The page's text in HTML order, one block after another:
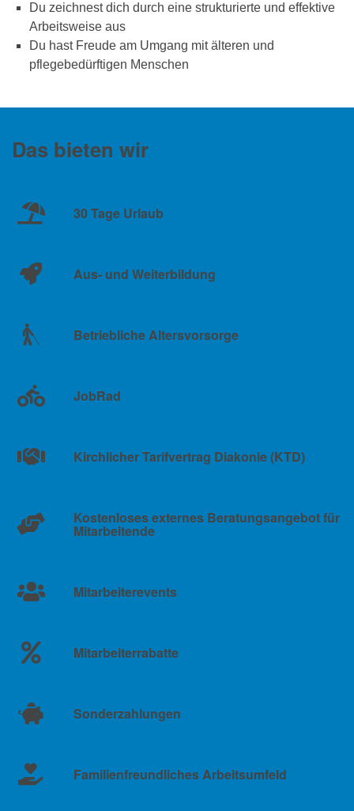
Du zeichnest dich durch eine strukturierte und effektive
Arbeitsweise aus
Du hast Freude am Umgang mit älteren und
pflegebedürftigen Menschen
Das bieten wir
30 Tage Urlaub
Aus- und Weiterbildung
Betriebliche Altersvorsorge
JobRad
Kirchlicher Tarifvertrag Diakonie (KTD)
Kostenloses externes Beratungsangebot für
Mitarbeitende
Mitarbeiterevents
Mitarbeiterrabatte
Sonderzahlungen
Familienfreundliches Arbeitsumfeld